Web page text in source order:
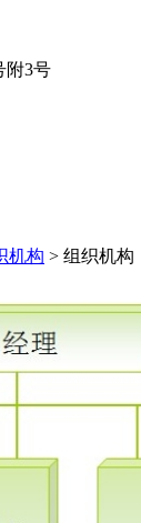
附3号
机构 > 组织机构